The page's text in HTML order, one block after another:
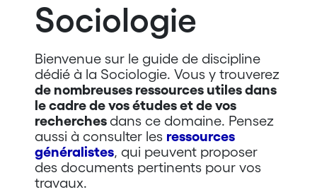
Sociologie
Bienvenue sur le guide de discipline
dédié à la Sociologie. Vous y trouverez
de nombreuses ressources utiles dans
le cadre de vos études et de vos
recherches dans ce domaine. Pensez
aussi à consulter les ressources
généralistes, qui peuvent proposer
des documents pertinents pour vos
travaux.